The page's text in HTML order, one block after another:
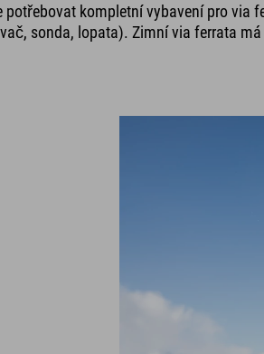
potřebovat kompletní vybavení pro via
sonda, lopata). Zimní via ferrata